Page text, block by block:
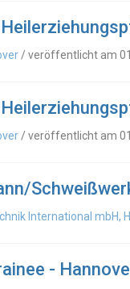
/ veröffentlicht am
/ veröffentlicht am
International mbH,
-